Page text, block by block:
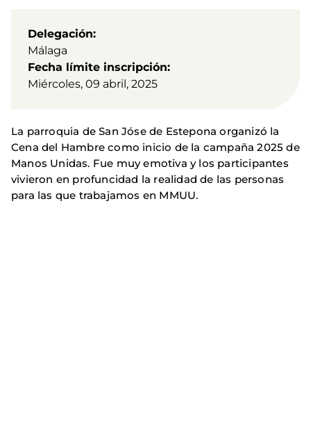
Delegación
Málaga
Fecha límite inscripción
Miércoles, 09 abril, 2025
La parroquia de San Jóse de Estepona organizó la
Cena del Hambre como inicio de la campaña 2025 de
Manos Unidas. Fue muy emotiva y los participantes
vivieron en profuncidad la realidad de las personas
para las que trabajamos en MMUU.